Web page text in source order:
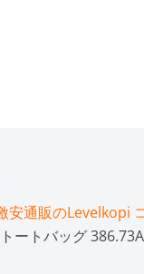
安通販のLevelkopi
ートバッグ